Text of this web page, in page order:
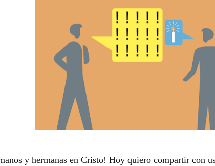
y hermanas en Cristo! Hoy quiero compartir con